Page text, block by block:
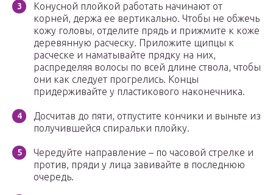
Конусной плойкой работать начинают от
корней, держа ее вертикально. Чтобы не обжечь
кожу головы, отделите прядь и прижмите к коже
деревянную расческу. Приложите щипцы к
расческе и наматывайте прядку на них,
распределяя волосы по всей длине ствола, чтобы
они как следует прогрелись. Концы
придерживайте у пластикового наконечника.
Досчитав до пяти, отпустите кончики и выньте из
получившейся спиральки плойку.
Чередуйте направление – по часовой стрелке и
против, пряди у лица завивайте в последнюю
очередь.